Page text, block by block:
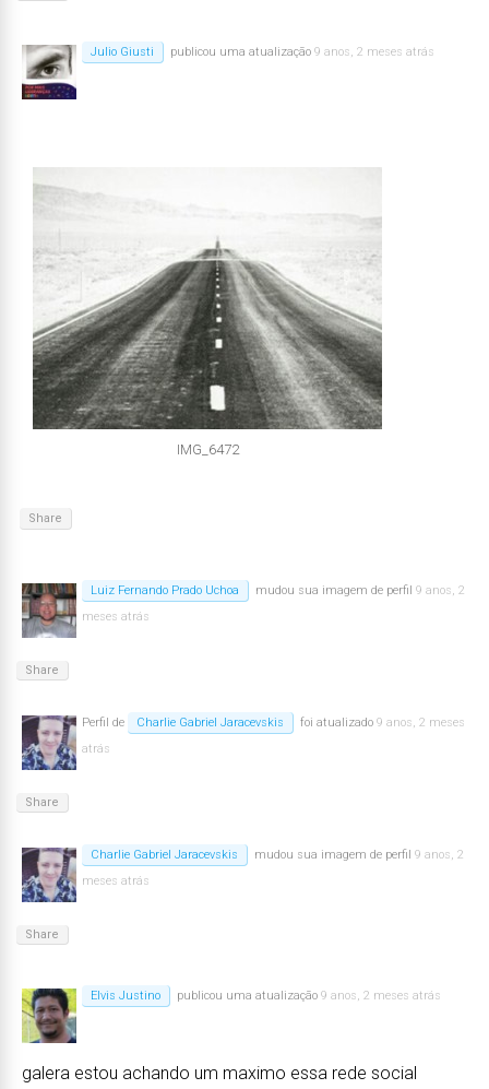
Julio Giusti publicou uma atualização 9 anos, 2 meses atrás
IMG_6472
Share
Luiz Fernando Prado Uchoa mudou sua imagem de perfil 9 anos, 2
meses atrás
Share
Perfil de Charlie Gabriel Jaracevskis foi atualizado 9 anos, 2 meses
atrás
Share
Charlie Gabriel Jaracevskis mudou sua imagem de perfil 9 anos, 2
meses atrás
Share
Elvis Justino publicou uma atualização 9 anos, 2 meses atrás
galera estou achando um maximo essa rede social